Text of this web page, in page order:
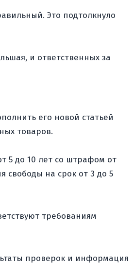
Это подтолкнуло
и ответственных за
его новой статьей
товаров.
5 до 10 лет со штрафом от
свободы на срок от 3 до 5
требованиям
проверок и информация